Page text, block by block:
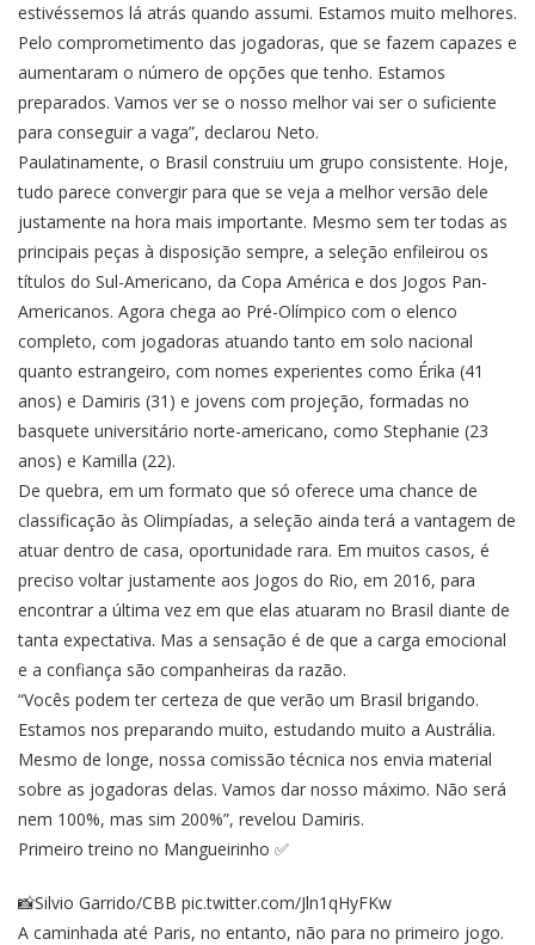
estivéssemos lá atrás quando assumi. Estamos muito melhores.
Pelo comprometimento das jogadoras, que se fazem capazes e
aumentaram o número de opções que tenho. Estamos
preparados. Vamos ver se o nosso melhor vai ser o suficiente
para conseguir a vaga”, declarou Neto.
Paulatinamente, o Brasil construiu um grupo consistente. Hoje,
tudo parece convergir para que se veja a melhor versão dele
justamente na hora mais importante. Mesmo sem ter todas as
principais peças à disposição sempre, a seleção enfileirou os
títulos do Sul-Americano, da Copa América e dos Jogos Pan-
Americanos. Agora chega ao Pré-Olímpico com o elenco
completo, com jogadoras atuando tanto em solo nacional
quanto estrangeiro, com nomes experientes como Érika (41
anos) e Damiris (31) e jovens com projeção, formadas no
basquete universitário norte-americano, como Stephanie (23
anos) e Kamilla (22).
De quebra, em um formato que só oferece uma chance de
classificação às Olimpíadas, a seleção ainda terá a vantagem de
atuar dentro de casa, oportunidade rara. Em muitos casos, é
preciso voltar justamente aos Jogos do Rio, em 2016, para
encontrar a última vez em que elas atuaram no Brasil diante de
tanta expectativa. Mas a sensação é de que a carga emocional
e a confiança são companheiras da razão.
“Vocês podem ter certeza de que verão um Brasil brigando.
Estamos nos preparando muito, estudando muito a Austrália.
Mesmo de longe, nossa comissão técnica nos envia material
sobre as jogadoras delas. Vamos dar nosso máximo. Não será
nem 100%, mas sim 200%”, revelou Damiris.
Primeiro treino no Mangueirinho ✅
📸Silvio Garrido/CBB pic.twitter.com/Jln1qHyFKw
A caminhada até Paris, no entanto, não para no primeiro jogo.